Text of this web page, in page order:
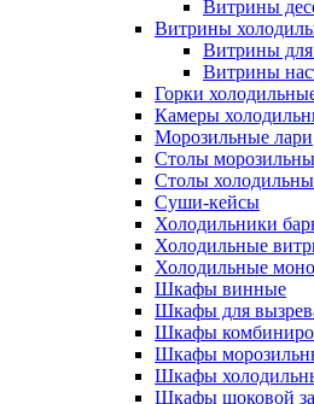
Витрины
Витрины
Витрины для
Витрины
Горки
Камеры
Морозильные лари
Столы
Столы
Суши-кейсы
Холодильники
Холодильные
Холодильные
Шкафы винные
Шкафы для
Шкафы
Шкафы
Шкафы
Шкафы шоковой